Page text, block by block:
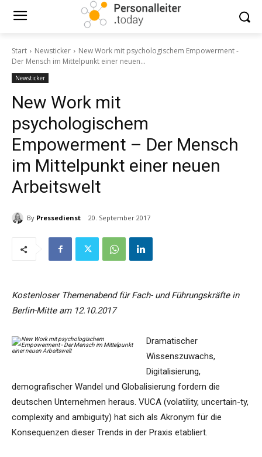
Start Newsticker
New Work mit psychologischem Empowerment -
Der Mensch im Mittelpunkt einer neuen...
Newsticker
New Work mit
psychologischem
Empowerment – Der Mensch
im Mittelpunkt einer neuen
Arbeitswelt
By Pressedienst 20. September 2017
Kostenloser Themenabend für Fach- und Führungskräfte in
Berlin-Mitte am 12.10.2017
Dramatischer
Wissenszuwachs,
Digitalisierung,
demografischer Wandel und Globalisierung fordern die
deutschen Unternehmen heraus. VUCA (volatility, uncertain-ty,
complexity and ambiguity) hat sich als Akronym für die
Konsequenzen dieser Trends in der Praxis etabliert.